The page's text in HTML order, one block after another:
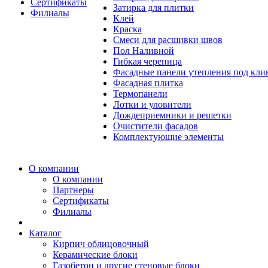
Сертификаты
Филиалы
Затирка для плитки
Клей
Краска
Смеси для расшивки швов
Пол Наливной
Гибкая черепица
Фасадные панели утепления под
Фасадная плитка
Термопанели
Лотки и уловители
Дождеприемники и решетки
Очистители фасадов
Комплектующие элементы
О компании
О компании
Партнеры
Сертификаты
Филиалы
Каталог
Кирпич облицовочный
Керамические блоки
Газобетон и другие стеновые блоки